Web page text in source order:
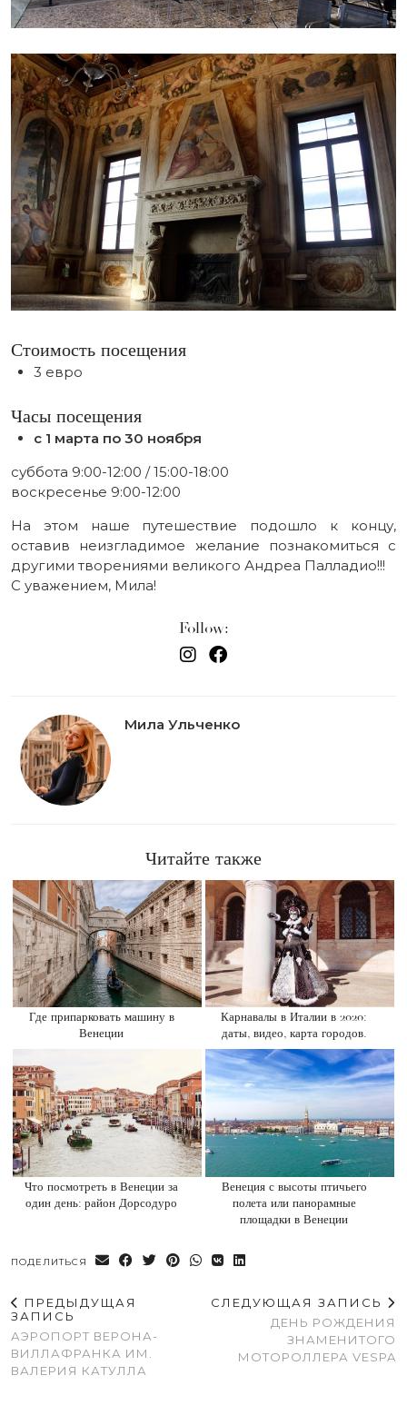
Стоимость посещения
3 евро
Часы посещения
с 1 марта по 30 ноября
суббота 9:00-12:00 / 15:00-18:00
воскресенье 9:00-12:00
На этом наше путешествие подошло к концу,
оставив неизгладимое желание познакомиться с
другими творениями великого Андреа Палладио!!!
С уважением, Мила!
Follow:
Мила Ульченко
Читайте также
Где припарковать машину в
Венеции
Карнавалы в Италии в 2020:
даты, видео, карта городов.
Что посмотреть в Венеции за
один день: район Дорсодуро
Венеция с высоты птичьего
полета или панорамные
площадки в Венеции
ПОДЕЛИТЬСЯ
ПРЕДЫДУЩАЯ
ЗАПИСЬ
АЭРОПОРТ ВЕРОНА-
ВИЛЛАФРАНКА ИМ.
ВАЛЕРИЯ КАТУЛЛА
СЛЕДУЮЩАЯ ЗАПИСЬ
ДЕНЬ РОЖДЕНИЯ
ЗНАМЕНИТОГО
МОТОРОЛЛЕРА VESPA